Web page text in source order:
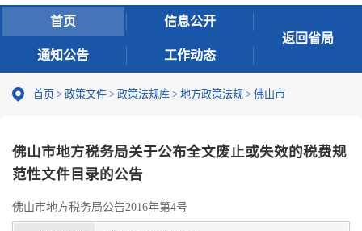
首页 信息公开
通知公告 工作动态
返回省局
首页 > 政策文件 > 政策法规库 > 地方政策法规 > 佛山市
佛山市地方税务局关于公布全文废止或失效的税费规
范性文件目录的公告
佛山市地方税务局公告2016年第4号